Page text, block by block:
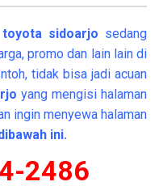
toyota sidoarjo sedang
promo dan lain lain di
tidak bisa jadi acuan
yang mengisi halaman
ingin menyewa halaman
ini.
2486